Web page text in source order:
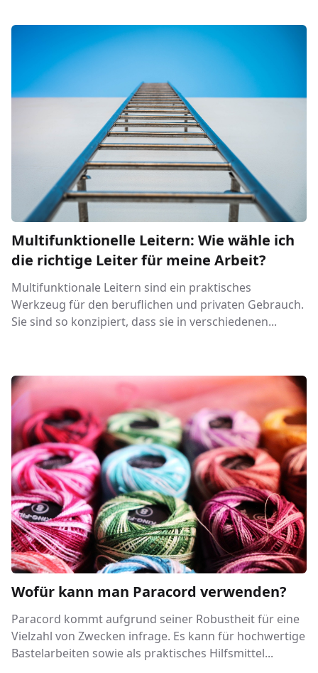
Multifunktionelle Leitern: Wie wähle ich
die richtige Leiter für meine Arbeit?
Multifunktionale Leitern sind ein praktisches
Werkzeug für den beruflichen und privaten Gebrauch.
Sie sind so konzipiert, dass sie in verschiedenen...
Wofür kann man Paracord verwenden?
Paracord kommt aufgrund seiner Robustheit für eine
Vielzahl von Zwecken infrage. Es kann für hochwertige
Bastelarbeiten sowie als praktisches Hilfsmittel...